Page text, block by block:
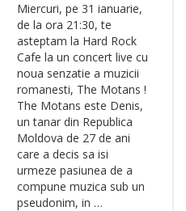
Miercuri, pe 31 ianuarie,
de la ora 21:30, te
asteptam la Hard Rock
Cafe la un concert live cu
noua senzatie a muzicii
romanesti, The Motans !
The Motans este Denis,
un tanar din Republica
Moldova de 27 de ani
care a decis sa isi
urmeze pasiunea de a
compune muzica sub un
pseudonim, in …